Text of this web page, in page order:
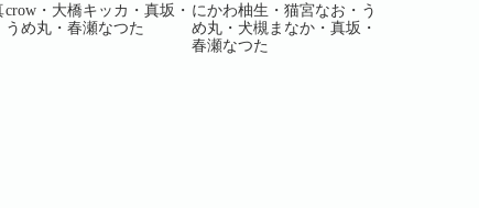
crow・大橋キッカ・真坂・
うめ丸・春瀬なつた
にかわ柚生・猫宮なお・う
め丸・犬槻まなか・真坂・
春瀬なつた